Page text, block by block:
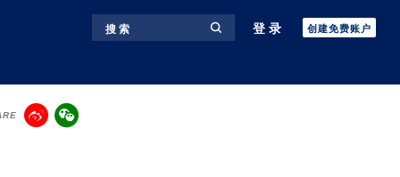
搜 索 登录 创建免费账户